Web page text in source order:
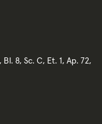
8, Sc. C, Et. 1, Ap. 72,